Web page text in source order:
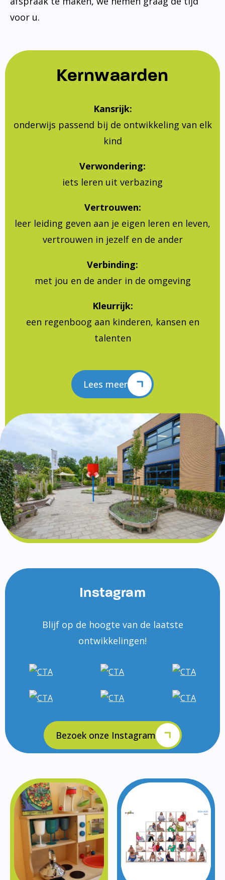
voor u.
Kernwaarden
Kansrijk:
onderwijs passend bij de ontwikkeling van elk
kind
Verwondering:
iets leren uit verbazing
Vertrouwen:
leer leiding geven aan je eigen leren en leven,
vertrouwen in jezelf en de ander
Verbinding:
met jou en de ander in de omgeving
Kleurrijk:
een regenboog aan kinderen, kansen en
talenten
Lees meer
Instagram
Blijf op de hoogte van de laatste
ontwikkelingen!
Bezoek onze Instagram